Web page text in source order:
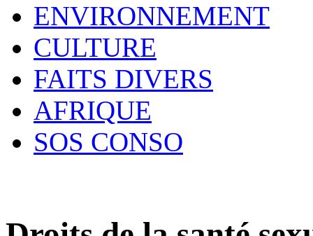
ENVIRONNEMENT
CULTURE
FAITS DIVERS
AFRIQUE
SOS CONSO